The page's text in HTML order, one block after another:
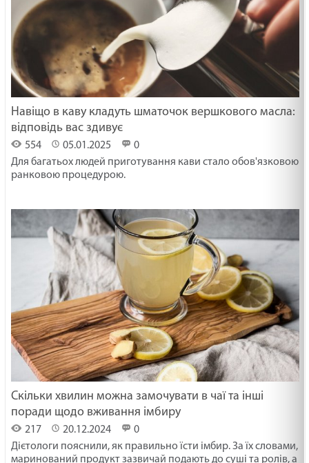
Навіщо в каву кладуть шматочок вершкового масла:
відповідь вас здивує
554 05.01.2025
0
Для багатьох людей приготування кави стало обов'язковою
ранковою процедурою.
Скільки хвилин можна замочувати в чаї та інші
поради щодо вживання імбиру
217 20.12.2024
0
Дієтологи пояснили, як правильно їсти імбир. За їх словами,
маринований продукт зазвичай подають до суші та ролів, а